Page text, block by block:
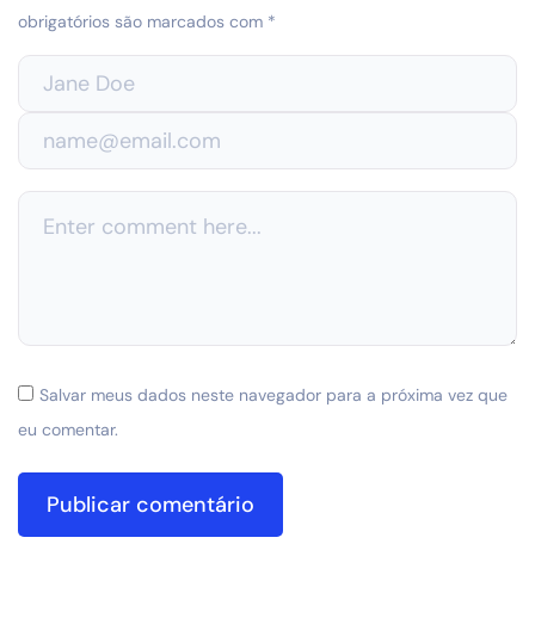
obrigatórios são marcados com *
Salvar meus dados neste navegador para a próxima vez que
eu comentar.